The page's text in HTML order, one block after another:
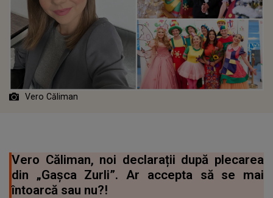
Vero Căliman
Vero Căliman, noi declarații după plecarea
din „Gașca Zurli”. Ar accepta să se mai
întoarcă sau nu?!